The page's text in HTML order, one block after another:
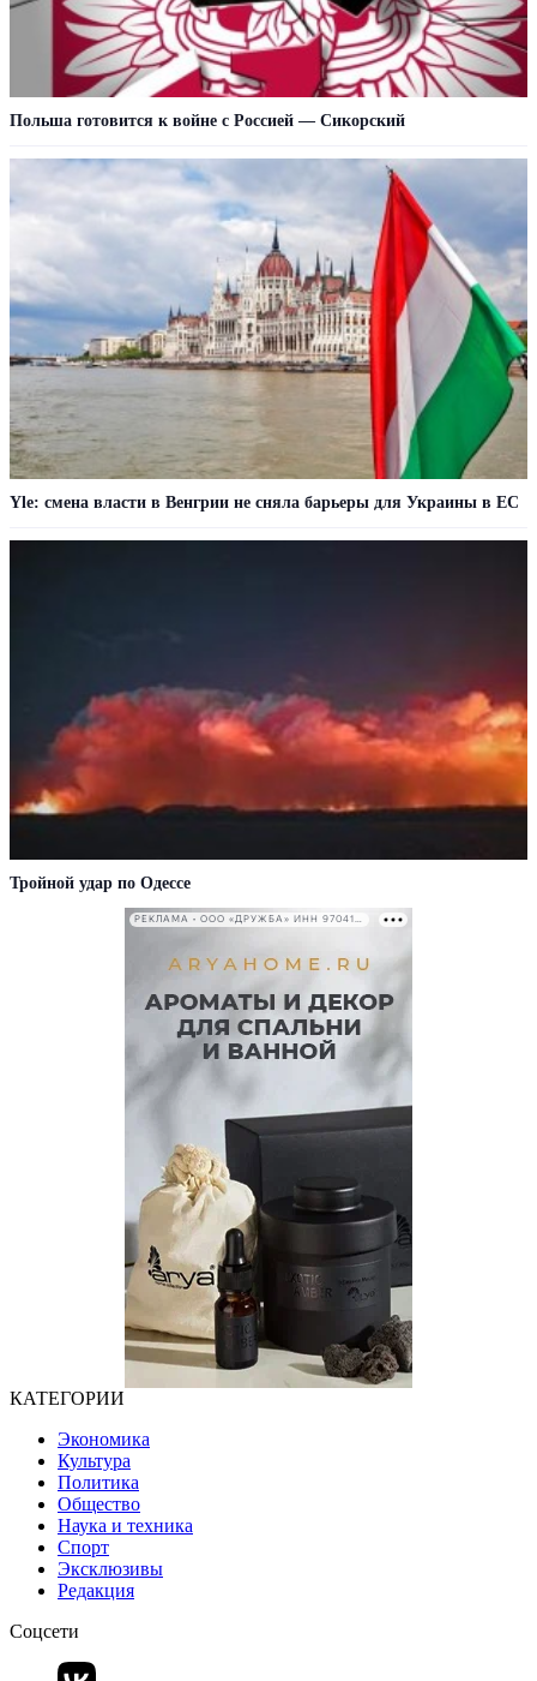
Польша готовится к войне с Россией — Сикорский
Yle: смена власти в Венгрии не сняла барьеры для Украины в ЕС
Тройной удар по Одессe
РЕКЛАМА • ООО «ДРУЖБА» ИНН 9704146411
КАТЕГОРИИ
Экономика
Культура
Политика
Общество
Наука и техника
Спорт
Эксклюзивы
Редакция
Соцсети